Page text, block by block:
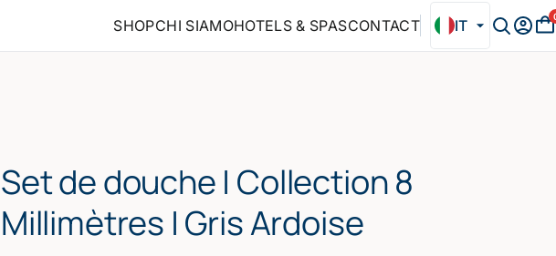
SHOPCHI SIAMOHOTELS & SPASCONTACT IT
Set de douche | Collection 8
Millimètres | Gris Ardoise